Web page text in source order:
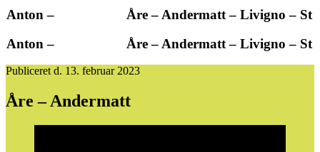
–
–
Åre – Andermatt – Livigno – St
Åre – Andermatt – Livigno – St
Publiceret d. 13. februar 2023
Åre – Andermatt